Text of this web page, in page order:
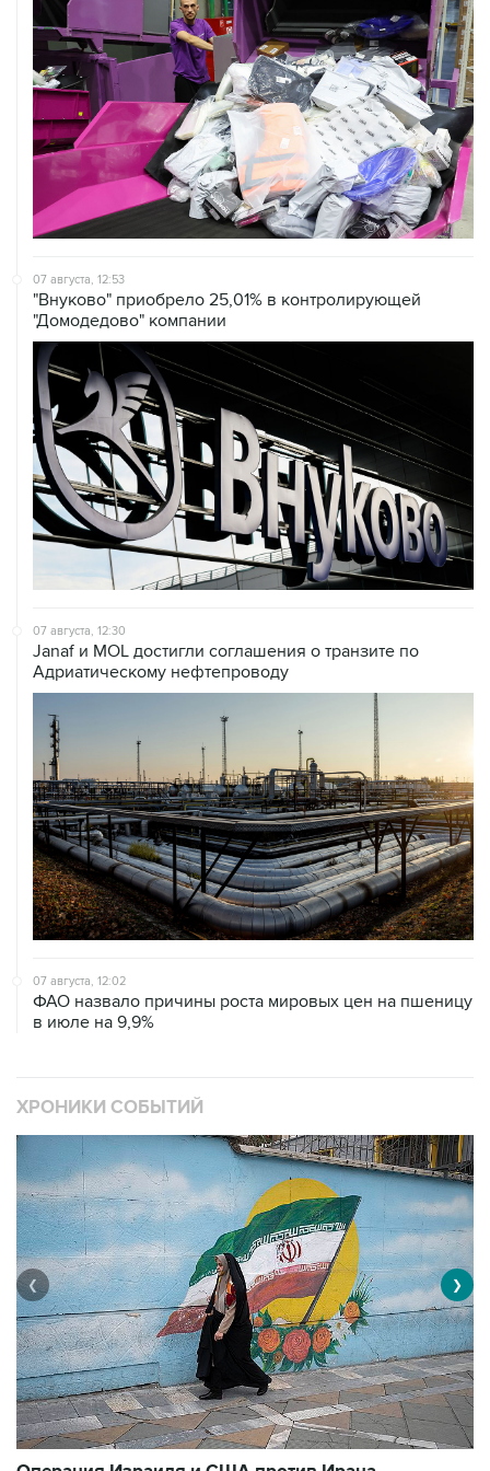
07 августа, 12:53
"Внуково" приобрело 25,01% в контролирующей
"Домодедово" компании
07 августа, 12:30
Janaf и MOL достигли соглашения о транзите по
Адриатическому нефтепроводу
07 августа, 12:02
ФАО назвало причины роста мировых цен на пшеницу
в июле на 9,9%
ХРОНИКИ СОБЫТИЙ
❮ ❯